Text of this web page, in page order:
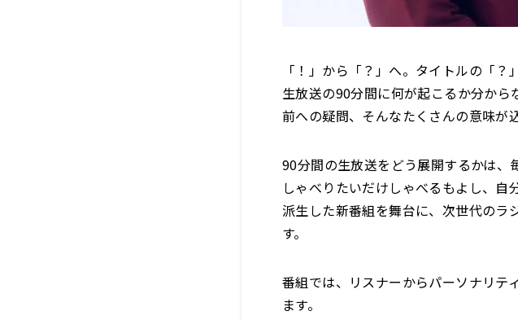
「！」から「？」へ。タイトルの「？
生放送の90分間に何が起こるか分か
前への疑問、そんなたくさんの意味が
90分間の生放送をどう展開するかは、
しゃべりたいだけしゃべるもよし、自
派生した新番組を舞台に、次世代のラ
す。
番組では、リスナーからパーソナリテ
ます。